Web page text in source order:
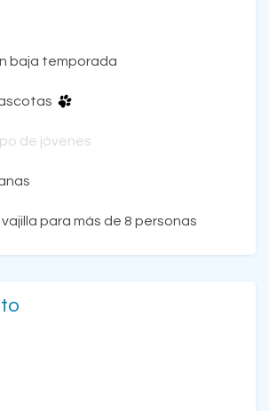
baja temporada
de jóvenes
para más de 8 personas